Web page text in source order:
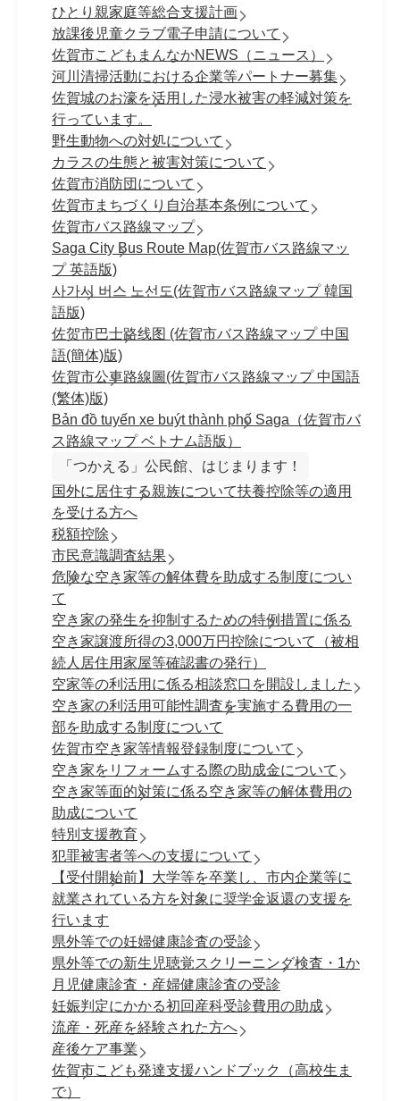
ひとり親家庭等総合支援計画
放課後児童クラブ電子申請について
佐賀市こどもまんなかNEWS（ニュース）
河川清掃活動における企業等パートナー募集
佐賀城のお濠を活用した浸水被害の軽減対策を
行っています。
野生動物への対処について
カラスの生態と被害対策について
佐賀市消防団について
佐賀市まちづくり自治基本条例について
佐賀市バス路線マップ
Saga City Bus Route Map(佐賀市バス路線マッ
プ 英語版)
사가시 버스 노선도(佐賀市バス路線マップ 韓国
語版)
佐贺市巴士路线图 (佐賀市バス路線マップ 中国
語(簡体)版)
佐賀市公車路線圖(佐賀市バス路線マップ 中国語
(繁体)版)
Bản đồ tuyến xe buýt thành phố Saga（佐賀市バ
ス路線マップ ベトナム語版）
「つかえる」公民館、はじまります！
国外に居住する親族について扶養控除等の適用
を受ける方へ
税額控除
市民意識調査結果
危険な空き家等の解体費を助成する制度につい
て
空き家の発生を抑制するための特例措置に係る
空き家譲渡所得の3,000万円控除について（被相
続人居住用家屋等確認書の発行）
空家等の利活用に係る相談窓口を開設しました
空き家の利活用可能性調査を実施する費用の一
部を助成する制度について
佐賀市空き家等情報登録制度について
空き家をリフォームする際の助成金について
空き家等面的対策に係る空き家等の解体費用の
助成について
特別支援教育
犯罪被害者等への支援について
【受付開始前】大学等を卒業し、市内企業等に
就業されている方を対象に奨学金返還の支援を
行います
県外等での妊婦健康診査の受診
県外等での新生児聴覚スクリーニング検査・1か
月児健康診査・産婦健康診査の受診
妊娠判定にかかる初回産科受診費用の助成
流産・死産を経験された方へ
産後ケア事業
佐賀市こども発達支援ハンドブック（高校生ま
で）